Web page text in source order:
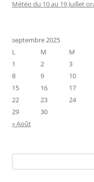
Météo du 10 au 19 Juillet
septembre 2025
L
M M
1
2 3
8
9 10
15
16 17
22
23 24
29
30
« Août